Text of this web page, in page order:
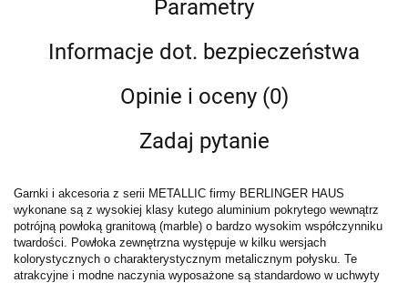
Parametry
Informacje dot. bezpieczeństwa
Opinie i oceny (0)
Zadaj pytanie
Garnki i akcesoria z serii METALLIC firmy BERLINGER HAUS
wykonane są z wysokiej klasy kutego aluminium pokrytego wewnątrz
potrójną powłoką granitową (marble) o bardzo wysokim współczynniku
twardości. Powłoka zewnętrzna występuje w kilku wersjach
kolorystycznych o charakterystycznym metalicznym połysku. Te
atrakcyjne i modne naczynia wyposażone są standardowo w uchwyty